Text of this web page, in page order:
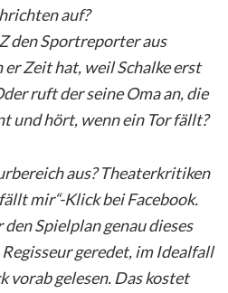
auf?
den Sportreporter aus
Zeit hat, weil Schalke erst
ruft der seine Oma an, die
und hört, wenn ein Tor fällt?
aus? Theaterkritiken
mir“-Klick bei Facebook.
Spielplan genau dieses
geredet, im Idealfall
vorab gelesen. Das kostet